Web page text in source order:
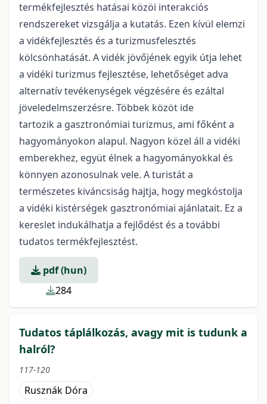
termékfejlesztés hatásai közöi interakciós
rendszereket vizsgálja a kutatás. Ezen kívül elemzi
a vidékfejlesztés és a turizmusfelesztés
kölcsönhatását. A vidék jövőjének egyik útja lehet
a vidéki turizmus fejlesztése, lehetőséget adva
alternatív tevékenységek végzésére és ezáltal
jöveledelmszerzésre. Többek közöt ide
tartozik a gasztronómiai turizmus, ami főként a
hagyományokon alapul. Nagyon közel áll a vidéki
emberekhez, együt élnek a hagyományokkal és
könnyen azonosulnak vele. A turistát a
természetes kiváncsiság hajtja, hogy megkóstolja
a vidéki kistérségek gasztronómiai ajánlatait. Ez a
kereslet indukálhatja a fejlődést és a további
tudatos termékfejlesztést.
pdf (hun)
284
Tudatos táplálkozás, avagy mit is tudunk a
halról?
117-120
Rusznák Dóra